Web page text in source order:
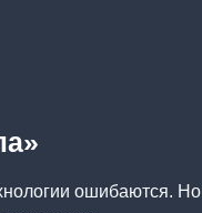
ошибаются. Но